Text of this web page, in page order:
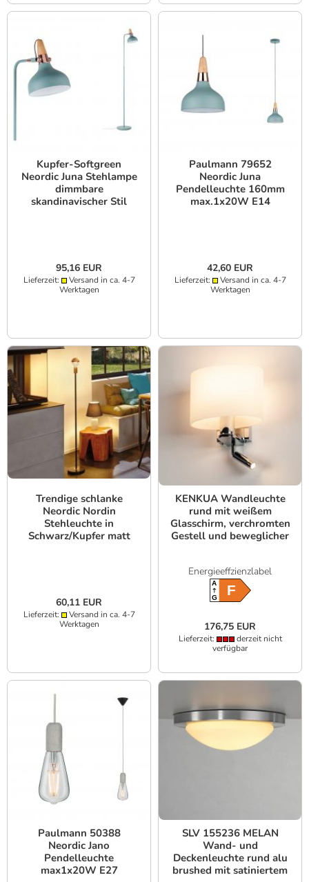
Kupfer-Softgreen
Neordic Juna Stehlampe
dimmbare
skandinavischer Stil
95,16 EUR
Lieferzeit:
Versand in ca. 4-7
Werktagen
Paulmann 79652
Neordic Juna
Pendelleuchte 160mm
max.1x20W E14
42,60 EUR
Lieferzeit:
Versand in ca. 4-7
Werktagen
Trendige schlanke
Neordic Nordin
Stehleuchte in
Schwarz/Kupfer matt
60,11 EUR
Lieferzeit:
Versand in ca. 4-7
Werktagen
KENKUA Wandleuchte
rund mit weißem
Glasschirm, verchromten
Gestell und beweglicher
Energieeffzienzlabel
A
GF
176,75 EUR
Lieferzeit:
derzeit nicht
verfügbar
Paulmann 50388
Neordic Jano
Pendelleuchte
max1x20W E27
SLV 155236 MELAN
Wand- und
Deckenleuchte rund alu
brushed mit satiniertem